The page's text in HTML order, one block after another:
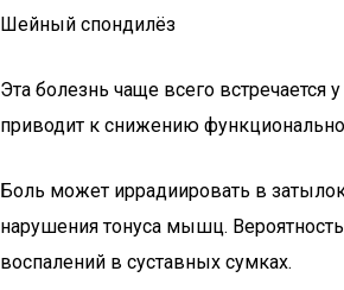
Шейный спондилёз
Эта болезнь чаще всего
приводит к снижению
Боль может иррадиировать в
нарушения тонуса мышц.
воспалений в суставных сумках.